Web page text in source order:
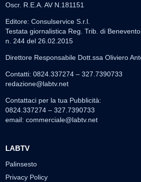
Oscr. R.E.A. AV N.181151
Editore: Consulservice S.r.l.
Testata giornalistica Reg. Trib. di Benevento
n. 244 del 26.02.2015
Direttore Responsabile Dott.ssa Oliviero
Contatti: 0824.337274 – 327.7390733
redazione@labtv.net
Contattaci per la tua Pubblicità:
0824.337274 – 327.7390733
email: commerciale@labtv.net
LABTV
Palinsesto
Privacy Policy